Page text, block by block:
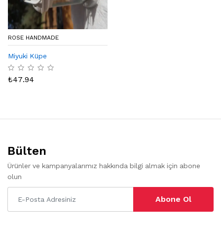
ROSE HANDMADE
Miyuki Küpe
₺47.94
Bülten
Ürünler ve kampanyalarımız hakkında bilgi almak için abone
olun
Abone Ol